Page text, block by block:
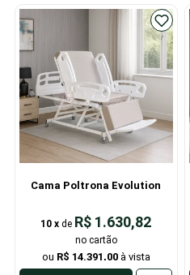
Cama Poltrona Evolution
10 x de R$ 1.630,82
R$ 14.391,00